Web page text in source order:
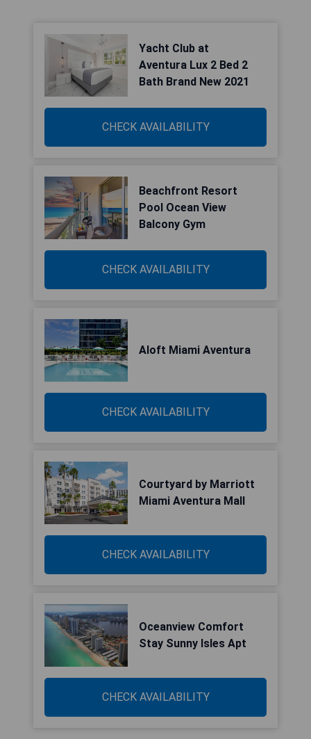
Yacht Club at
Aventura Lux 2 Bed 2
Bath Brand New 2021
CHECK AVAILABILITY
Beachfront Resort
Pool Ocean View
Balcony Gym
CHECK AVAILABILITY
Aloft Miami Aventura
CHECK AVAILABILITY
Courtyard by Marriott
Miami Aventura Mall
CHECK AVAILABILITY
Oceanview Comfort
Stay Sunny Isles Apt
CHECK AVAILABILITY